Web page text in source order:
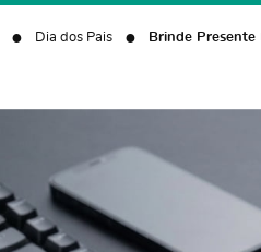
Dia dos Pais Brinde Presente